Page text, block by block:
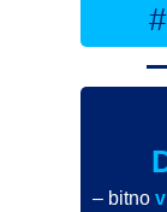
– bitno